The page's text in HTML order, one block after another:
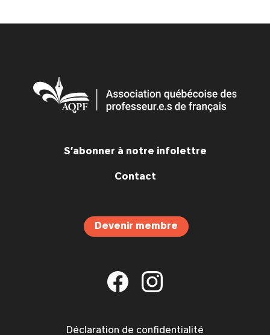
S’abonner à notre infolettre
Contact
Devenir membre
Déclaration de confidentialité